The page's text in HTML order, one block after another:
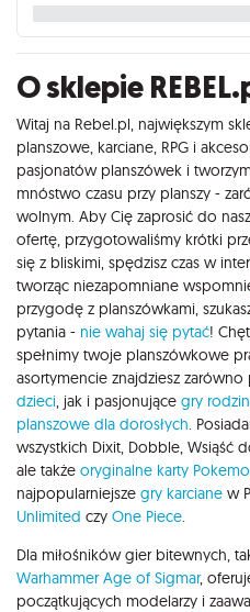
O sklepie
Witaj na Rebel.pl, największym
planszowe, karciane, RPG i
pasjonatów planszówek i
mnóstwo czasu przy planszy -
wolnym. Aby Cię zaprosić do
ofertę, przygotowaliśmy krótki
się z bliskimi, spędzisz czas w
tworząc niezapomniane
przygodę z planszówkami,
pytania - nie wahaj się pytać!
spełnimy twoje planszówkowe
asortymencie znajdziesz
dzieci, jak i pasjonujące gry
planszowe dla dorosłych.
wszystkich Dixit, Dobble, Wsiąść
ale także oryginalne karty
najpopularniejsze gry karciane w
Unlimited czy One Piece.
Dla miłośników gier bitewnych,
Warhammer Age of Sigmar,
początkujących modelarzy i